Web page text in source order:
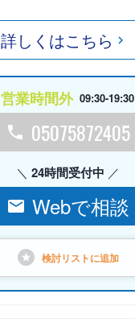
詳しくはこちら
営業時間外 09:30-19:30
05075872405
24時間受付中
Webで相談
検討リストに追加